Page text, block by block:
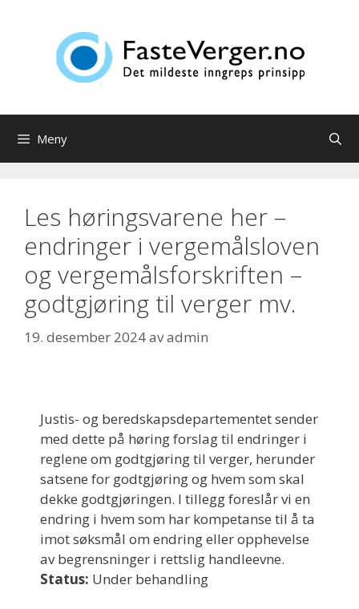
Meny
Les høringsvarene her –
endringer i vergemålsloven
og vergemålsforskriften –
godtgjøring til verger mv.
19. desember 2024avadmin
Justis- og beredskapsdepartementet sender
med dette på høring forslag til endringer i
reglene om godtgjøring til verger, herunder
satsene for godtgjøring og hvem som skal
dekke godtgjøringen. I tillegg foreslår vi en
endring i hvem som har kompetanse til å ta
imot søksmål om endring eller opphevelse
av begrensninger i rettslig handleevne.
Status: Under behandling